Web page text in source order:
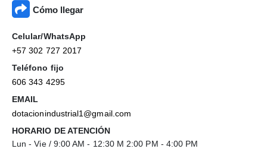
Cómo llegar
Celular/WhatsApp
+57 302 727 2017
Teléfono fijo
606 343 4295
EMAIL
dotacionindustrial1@gmail.com
HORARIO DE ATENCIÓN
Lun - Vie / 9:00 AM - 12:30 M 2:00 PM - 4:00 PM